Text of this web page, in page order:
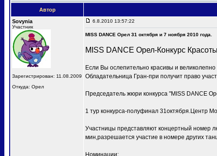
Автор
Sovynia
Участник
Зарегистрирован: 11.08.2009
Откуда: Орел
6.8.2010 13:57:22
MISS DANCE Орел 31 октября и 7 ноября 2010 года.
MISS DANCE Орел-Конкурс
Если Вы ослепительно красивы и
Обладательница Гран-при получит право
Председатель жюри конкурса "MISS DANCE
1 тур конкурса-полуфинал 31октября.Центр
Участницы представляют концертный номер
мин,разрешается участие в номере других
Номинации: